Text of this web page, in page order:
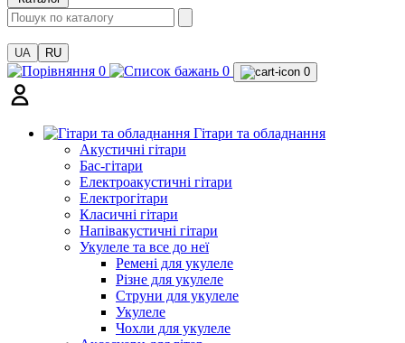
UA RU
0 0 0
Гітари та обладнання
Акустичні гітари
Бас-гітари
Електроакустичні гітари
Електрогітари
Класичні гітари
Напівакустичні гітари
Укулеле та все до неї
Ремені для укулеле
Різне для укулеле
Струни для укулеле
Укулеле
Чохли для укулеле